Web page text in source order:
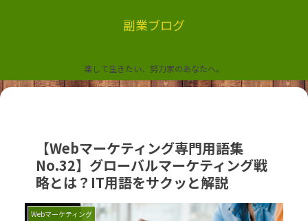
副業ブログ
楽して生きたい、努力家のあなたへ。
【Webマーケティング専門用語集
No.32】グローバルマーケティング戦
略とは？IT用語をサクッと解説
Webマーケティング